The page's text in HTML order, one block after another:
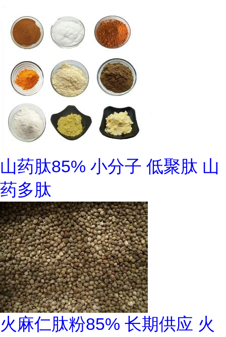
山药肽85% 小分子 低聚肽 山
药多肽
火麻仁肽粉85% 长期供应 火